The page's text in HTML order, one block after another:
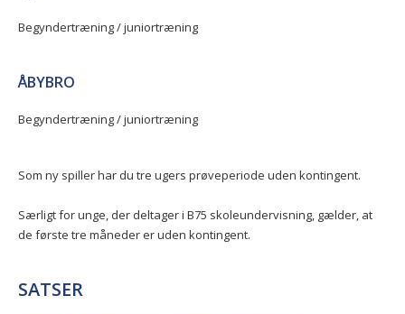
Begyndertræning / juniortræning
ÅBYBRO
Begyndertræning / juniortræning
Som ny spiller har du tre ugers prøveperiode uden kontingent.
Særligt for unge, der deltager i B75 skoleundervisning, gælder, at
de første tre måneder er uden kontingent.
SATSER